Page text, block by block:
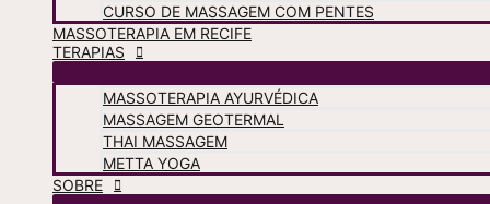
CURSO DE MASSAGEM COM PENTES
MASSOTERAPIA EM RECIFE
TERAPIAS
MASSOTERAPIA AYURVÉDICA
MASSAGEM GEOTERMAL
THAI MASSAGEM
METTA YOGA
SOBRE